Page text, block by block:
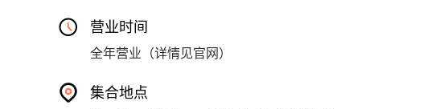
营业时间
全年营业（详情见官网）
集合地点